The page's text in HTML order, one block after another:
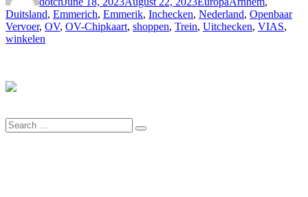
Duitsland, Emmerich, Emmerik, Inchecken, Nederland, Openbaar
Vervoer, OV, OV-Chipkaart, shoppen, Trein, Uitchecken, VIAS,
winkelen
Search
for:
Search